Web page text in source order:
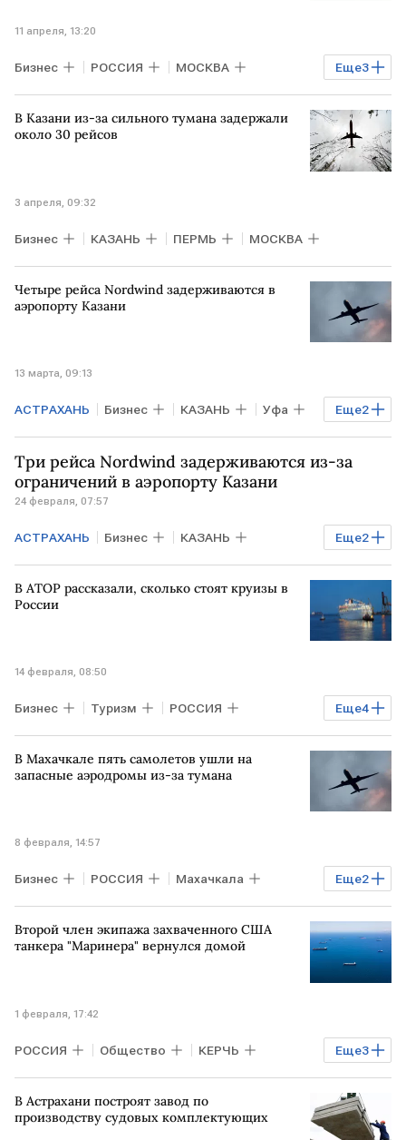
11 апреля, 13:20
Еще3
Бизнес РОССИЯ МОСКВА
АЛМА-АТА Челябинск СДЭК
В Казани из-за сильного тумана задержали
около 30 рейсов
3 апреля, 09:32
Бизнес КАЗАНЬ ПЕРМЬ МОСКВА
Четыре рейса Nordwind задерживаются в
аэропорту Казани
13 марта, 09:13
Еще2
АСТРАХАНЬ Бизнес КАЗАНЬ Уфа
Nordwind Росавиация
Три рейса Nordwind задерживаются из-за
ограничений в аэропорту Казани
24 февраля, 07:57
Еще2
АСТРАХАНЬ Бизнес КАЗАНЬ
Nordwind Росавиация
В АТОР рассказали, сколько стоят круизы в
России
14 февраля, 08:50
Еще4
Бизнес Туризм РОССИЯ
МОСКВА САНКТ-ПЕТЕРБУРГ
ЯРОСЛАВЛЬ АТОР
В Махачкале пять самолетов ушли на
запасные аэродромы из-за тумана
8 февраля, 14:57
Еще2
Бизнес РОССИЯ Махачкала
Дагестан МОСКВА
Второй член экипажа захваченного США
танкера "Маринера" вернулся домой
1 февраля, 17:42
Еще3
РОССИЯ Общество КЕРЧЬ
США РФ Мария Захарова
МИД РФ
В Астрахани построят завод по
производству судовых комплектующих